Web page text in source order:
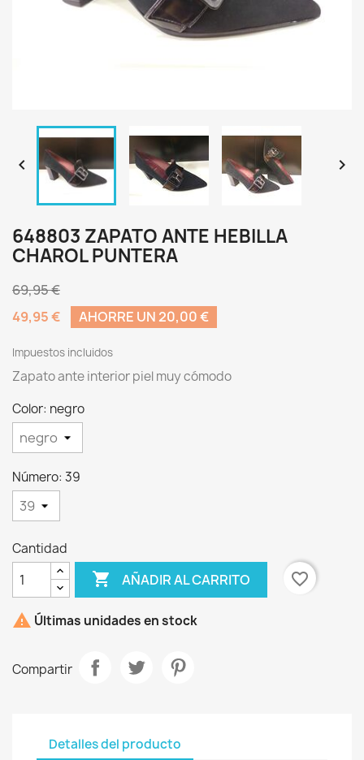
 
648803 ZAPATO ANTE HEBILLA
CHAROL PUNTERA
69,95 €
49,95 €
AHORRE UN 20,00 €
Impuestos incluidos
Zapato ante interior piel muy cómodo
Color: negro
Número: 39
Cantidad
 AÑADIR AL CARRITO favorite_border
 Últimas unidades en stock
Compartir
Detalles del producto
Crear lista de deseos
Nombre de la lista de deseos